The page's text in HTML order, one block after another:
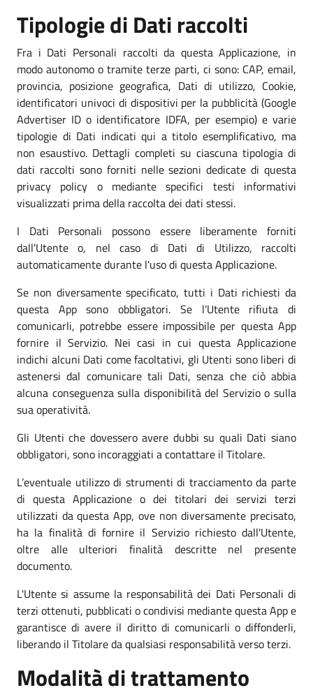
Tipologie di Dati raccolti
Fra i Dati Personali raccolti da questa Applicazione, in
modo autonomo o tramite terze parti, ci sono: CAP, email,
provincia, posizione geografica, Dati di utilizzo, Cookie,
identificatori univoci di dispositivi per la pubblicità (Google
Advertiser ID o identificatore IDFA, per esempio) e varie
tipologie di Dati indicati qui a titolo esemplificativo, ma
non esaustivo. Dettagli completi su ciascuna tipologia di
dati raccolti sono forniti nelle sezioni dedicate di questa
privacy policy o mediante specifici testi informativi
visualizzati prima della raccolta dei dati stessi.
I Dati Personali possono essere liberamente forniti
dall'Utente o, nel caso di Dati di Utilizzo, raccolti
automaticamente durante l'uso di questa Applicazione.
Se non diversamente specificato, tutti i Dati richiesti da
questa App sono obbligatori. Se l’Utente rifiuta di
comunicarli, potrebbe essere impossibile per questa App
fornire il Servizio. Nei casi in cui questa Applicazione
indichi alcuni Dati come facoltativi, gli Utenti sono liberi di
astenersi dal comunicare tali Dati, senza che ciò abbia
alcuna conseguenza sulla disponibilità del Servizio o sulla
sua operatività.
Gli Utenti che dovessero avere dubbi su quali Dati siano
obbligatori, sono incoraggiati a contattare il Titolare.
L’eventuale utilizzo di strumenti di tracciamento da parte
di questa Applicazione o dei titolari dei servizi terzi
utilizzati da questa App, ove non diversamente precisato,
ha la finalità di fornire il Servizio richiesto dall'Utente,
oltre alle ulteriori finalità descritte nel presente
documento.
L'Utente si assume la responsabilità dei Dati Personali di
terzi ottenuti, pubblicati o condivisi mediante questa App e
garantisce di avere il diritto di comunicarli o diffonderli,
liberando il Titolare da qualsiasi responsabilità verso terzi.
Modalità di trattamento